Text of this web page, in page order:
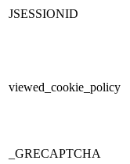
JSESSIONID
viewed_cookie_policy
_GRECAPTCHA